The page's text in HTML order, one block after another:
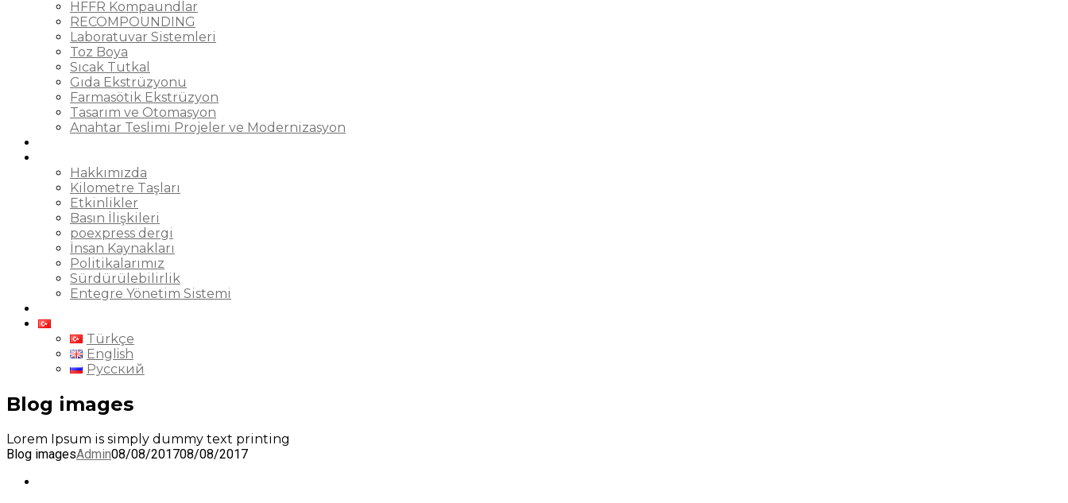
HFFR Kompaundlar
RECOMPOUNDING
Laboratuvar Sistemleri
Toz Boya
Sıcak Tutkal
Gıda Ekstrüzyonu
Farmasötik Ekstrüzyon
Tasarım ve Otomasyon
Anahtar Teslimi Projeler ve Modernizasyon
Hakkımızda
Kilometre Taşları
Etkinlikler
Basın İlişkileri
poexpress dergi
İnsan Kaynakları
Politikalarımız
Sürdürülebilirlik
Entegre Yönetim Sistemi
Türkçe
English
Русский
Blog images
Lorem Ipsum is simply dummy text printing
Blog imagesAdmin08/08/201708/08/2017